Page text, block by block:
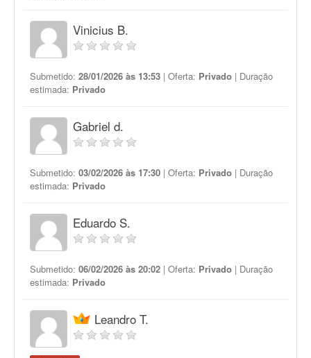
Vinicius B.
Submetido: 28/01/2026 às 13:53 | Oferta: Privado | Duração
estimada: Privado
Gabriel d.
Submetido: 03/02/2026 às 17:30 | Oferta: Privado | Duração
estimada: Privado
Eduardo S.
Submetido: 06/02/2026 às 20:02 | Oferta: Privado | Duração
estimada: Privado
Leandro T.